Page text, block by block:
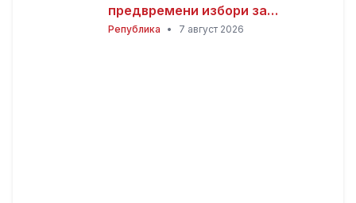
предвремени избори за
градоначалник на Општина
Република • 7 август 2026